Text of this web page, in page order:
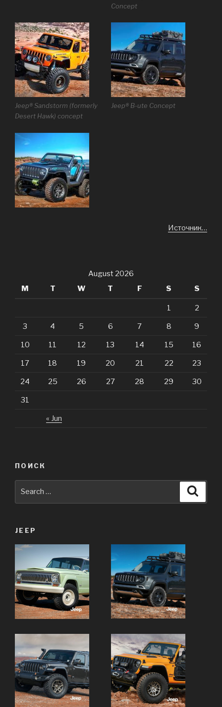
Concept
Jeep® Sandstorm (formerly
Desert Hawk) concept
Jeep® B-ute Concept
Источник…
August 2026
M
T W T F S S
« Jun
1 2
3 4 5 6 7 8 9
10 11 12 13 14 15 16
17 18 19 20 21 22 23
24 25 26 27 28 29 30
31
ПОИСК
JEEP